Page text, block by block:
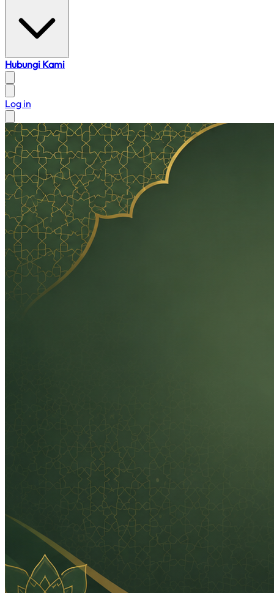
Hubungi Kami
Log in